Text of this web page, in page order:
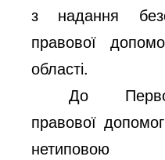
з надання
правової
області.
До
правової
нетиповою